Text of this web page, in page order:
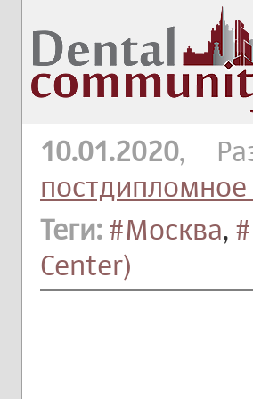
10.01.2020,
Теги: #Москва,
Center)